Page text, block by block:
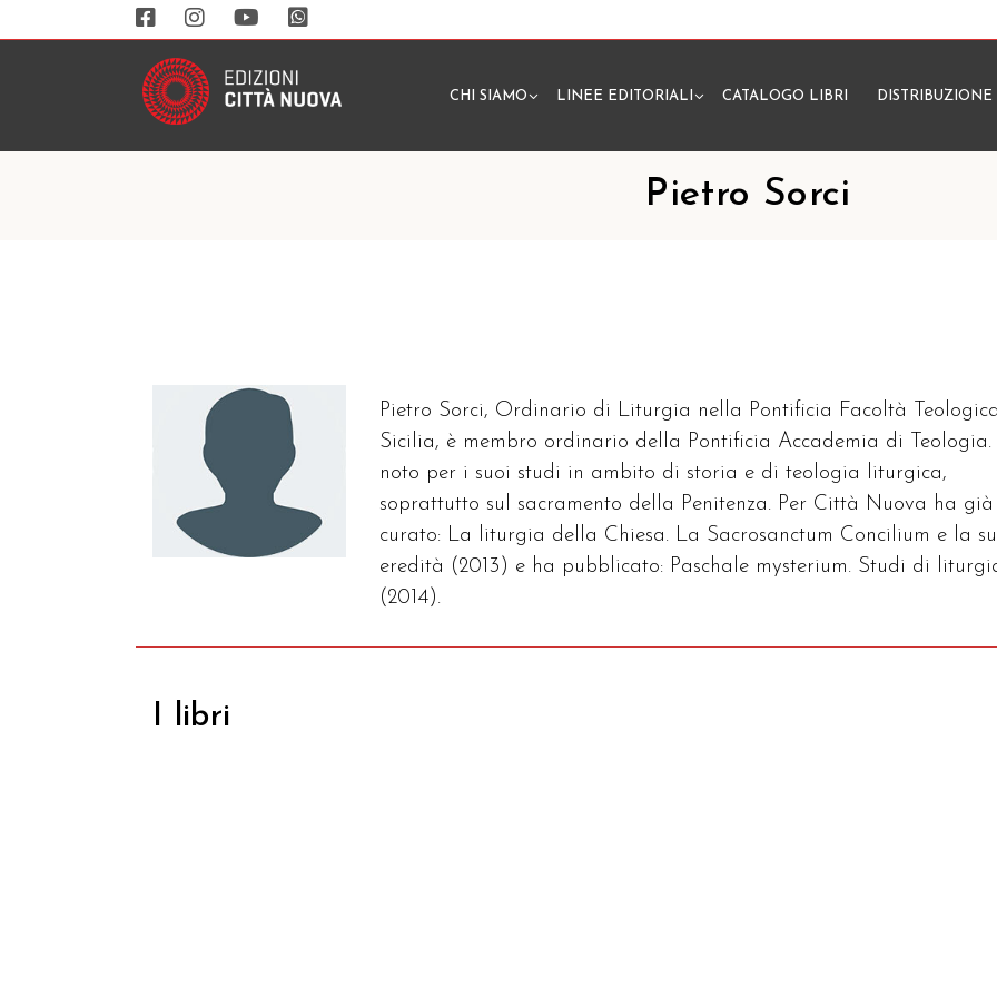
CHI SIAMO LINEE EDITORIALI CATALOGO LIBRI DISTRIBUZIONE
Pietro Sorci
Pietro Sorci, Ordinario di Liturgia nella Pontificia Facoltà
Sicilia, è membro ordinario della Pontificia Accademia di Teologia.
noto per i suoi studi in ambito di storia e di teologia liturgica,
soprattutto sul sacramento della Penitenza. Per Città Nuova ha già
curato: La liturgia della Chiesa. La Sacrosanctum Concilium e la
eredità (2013) e ha pubblicato: Paschale mysterium. Studi di
(2014).
I libri